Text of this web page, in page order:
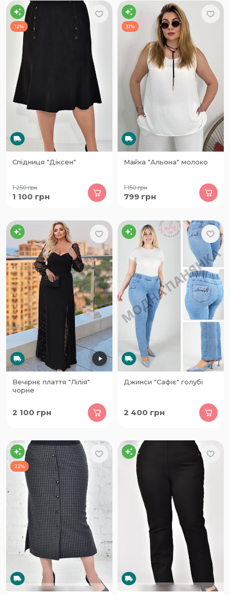
12%
Спідниця "Діксен"
1 250грн
1 100 грн
31%
Майка "Альона" молоко
1 150грн
799 грн
Вечірнє плаття "Лілія"
чорне
2 100 грн
Джинси "Сафіє" голубі
2 400 грн
22%